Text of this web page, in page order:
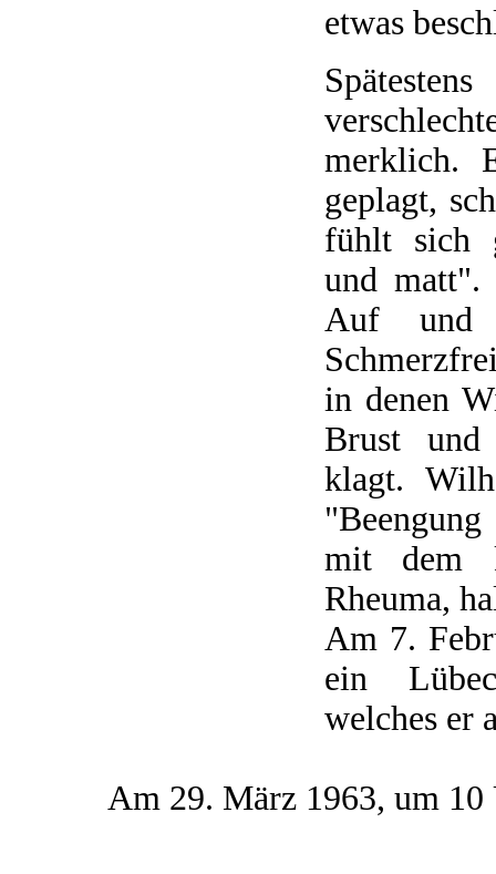
etwas
merklich.
geplagt,
fühlt sich
und matt".
Auf und
in denen
Brust und
klagt.
mit dem
Rheuma,
Am 7.
ein
welches er
Am 29. März 1963, um